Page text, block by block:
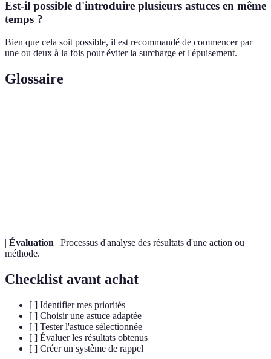
Est-il possible d'introduire plusieurs astuces en même
temps ?
Bien que cela soit possible, il est recommandé de commencer par
une ou deux à la fois pour éviter la surcharge et l'épuisement.
Glossaire
| Évaluation | Processus d'analyse des résultats d'une action ou
méthode.
Checklist avant achat
[ ] Identifier mes priorités
[ ] Choisir une astuce adaptée
[ ] Tester l'astuce sélectionnée
[ ] Évaluer les résultats obtenus
[ ] Créer un système de rappel